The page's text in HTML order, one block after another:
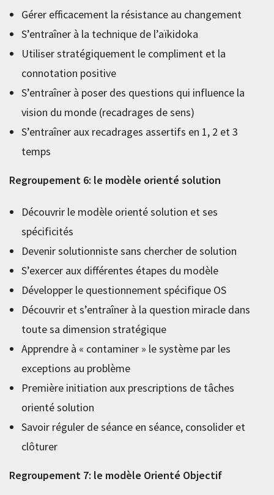
Gérer efficacement la résistance au changement
S’entraîner à la technique de l’aïkidoka
Utiliser stratégiquement le compliment et la
connotation positive
S’entraîner à poser des questions qui influence la
vision du monde (recadrages de sens)
S’entraîner aux recadrages assertifs en 1, 2 et 3
temps
Regroupement 6: le modèle orienté solution
Découvrir le modèle orienté solution et ses
spécificités
Devenir solutionniste sans chercher de solution
S’exercer aux différentes étapes du modèle
Développer le questionnement spécifique OS
Découvrir et s’entraîner à la question miracle dans
toute sa dimension stratégique
Apprendre à « contaminer » le système par les
exceptions au problème
Première initiation aux prescriptions de tâches
orienté solution
Savoir réguler de séance en séance, consolider et
clôturer
Regroupement 7: le modèle Orienté Objectif